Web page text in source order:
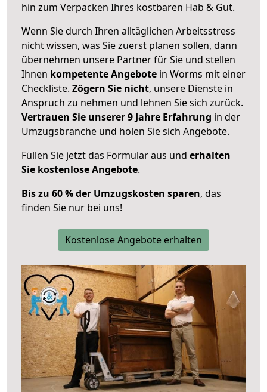
hin zum Verpacken Ihres kostbaren Hab & Gut.
Wenn Sie durch Ihren alltäglichen Arbeitsstress
nicht wissen, was Sie zuerst planen sollen, dann
übernehmen unsere Partner für Sie und stellen
Ihnen kompetente Angebote in Worms mit einer
Checkliste. Zögern Sie nicht, unsere Dienste in
Anspruch zu nehmen und lehnen Sie sich zurück.
Vertrauen Sie unserer 9 Jahre Erfahrung in der
Umzugsbranche und holen Sie sich Angebote.
Füllen Sie jetzt das Formular aus und erhalten
Sie kostenlose Angebote.
Bis zu 60 % der Umzugskosten sparen, das
finden Sie nur bei uns!
Kostenlose Angebote erhalten